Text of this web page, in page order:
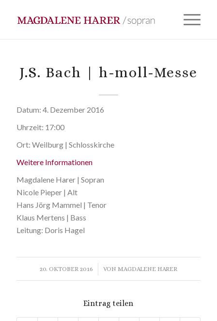
J.S. Bach | h-moll-Messe
Datum: 4. Dezember 2016
Uhrzeit: 17:00
Ort: Weilburg | Schlosskirche
Weitere Informationen
Magdalene Harer | Sopran
Nicole Pieper | Alt
Hans Jörg Mammel | Tenor
Klaus Mertens | Bass
Leitung: Doris Hagel
20. OKTOBER 2016
/ VON MAGDALENE HARER
Eintrag teilen